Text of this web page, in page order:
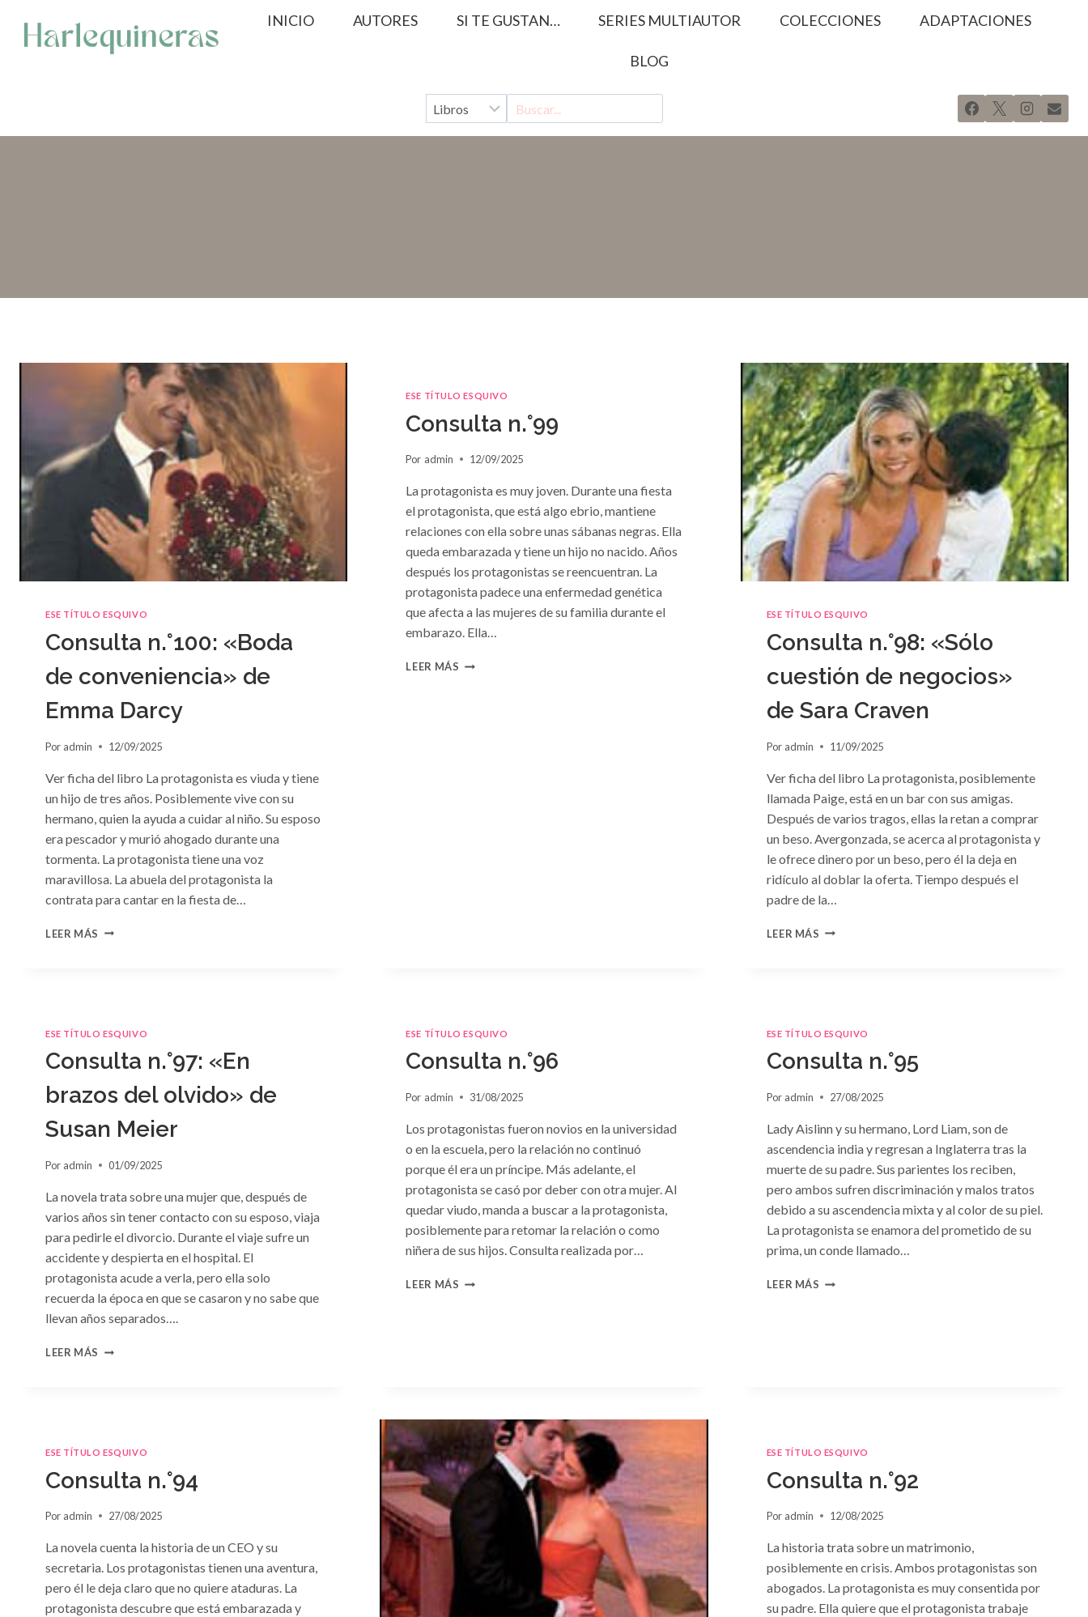
contenido
INICIO AUTORES SI TE GUSTAN… SERIES MULTIAUTOR COLECCIONES ADAPTACIONES
BLOG
ESE TÍTULO ESQUIVO
Consulta n.°100: «Boda
de conveniencia» de
Emma Darcy
Por admin 12/09/2025
Ver ficha del libro La protagonista es viuda y tiene
un hijo de tres años. Posiblemente vive con su
hermano, quien la ayuda a cuidar al niño. Su esposo
era pescador y murió ahogado durante una
tormenta. La protagonista tiene una voz
maravillosa. La abuela del protagonista la
contrata para cantar en la fiesta de…
LEER MÁS CONSULTA
EMMA
DARCY
ESE TÍTULO ESQUIVO
Consulta n.°99
Por admin 12/09/2025
La protagonista es muy joven. Durante una fiesta
el protagonista, que está algo ebrio, mantiene
relaciones con ella sobre unas sábanas negras. Ella
queda embarazada y tiene un hijo no nacido. Años
después los protagonistas se reencuentran. La
protagonista padece una enfermedad genética
que afecta a las mujeres de su familia durante el
embarazo. Ella…
LEER MÁS CONSULTA
ESE TÍTULO ESQUIVO
Consulta n.°98: «Sólo
cuestión de negocios»
de Sara Craven
Por admin 11/09/2025
Ver ficha del libro La protagonista, posiblemente
llamada Paige, está en un bar con sus amigas.
Después de varios tragos, ellas la retan a comprar
un beso. Avergonzada, se acerca al protagonista y
le ofrece dinero por un beso, pero él la deja en
ridículo al doblar la oferta. Tiempo después el
padre de la…
LEER MÁS CONSULTA
SARA
ESE TÍTULO ESQUIVO
Consulta n.°97: «En
brazos del olvido» de
Susan Meier
Por admin 01/09/2025
La novela trata sobre una mujer que, después de
varios años sin tener contacto con su esposo, viaja
para pedirle el divorcio. Durante el viaje sufre un
accidente y despierta en el hospital. El
protagonista acude a verla, pero ella solo
recuerda la época en que se casaron y no sabe que
llevan años separados….
LEER MÁS CONSULTA
SUSAN
ESE TÍTULO ESQUIVO
Consulta n.°96
Por admin 31/08/2025
Los protagonistas fueron novios en la universidad
o en la escuela, pero la relación no continuó
porque él era un príncipe. Más adelante, el
protagonista se casó por deber con otra mujer. Al
quedar viudo, manda a buscar a la protagonista,
posiblemente para retomar la relación o como
niñera de sus hijos. Consulta realizada por…
LEER MÁS CONSULTA
ESE TÍTULO ESQUIVO
Consulta n.°95
Por admin 27/08/2025
Lady Aislinn y su hermano, Lord Liam, son de
ascendencia india y regresan a Inglaterra tras la
muerte de su padre. Sus parientes los reciben,
pero ambos sufren discriminación y malos tratos
debido a su ascendencia mixta y al color de su piel.
La protagonista se enamora del prometido de su
prima, un conde llamado…
LEER MÁS CONSULTA
ESE TÍTULO ESQUIVO
Consulta n.°94
Por admin 27/08/2025
La novela cuenta la historia de un CEO y su
secretaria. Los protagonistas tienen una aventura,
pero él le deja claro que no quiere ataduras. La
protagonista descubre que está embarazada y
ESE TÍTULO ESQUIVO
Consulta n.°92
Por admin 12/08/2025
La historia trata sobre un matrimonio,
posiblemente en crisis. Ambos protagonistas son
abogados. La protagonista es muy consentida por
su padre. Ella quiere que el protagonista trabaje